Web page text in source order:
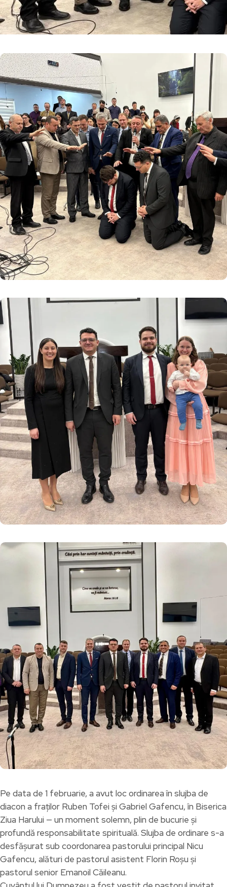
Pe data de 1 februarie, a avut loc ordinarea în slujba de
diacon a fraților Ruben Tofei și Gabriel Gafencu, în Biserica
Ziua Harului — un moment solemn, plin de bucurie și
profundă responsabilitate spirituală. Slujba de ordinare s-a
desfășurat sub coordonarea pastorului principal Nicu
Gafencu, alături de pastorul asistent Florin Roșu și
pastorul senior Emanoil Căileanu.